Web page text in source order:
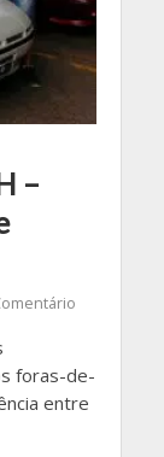
–
foras-de-
entre